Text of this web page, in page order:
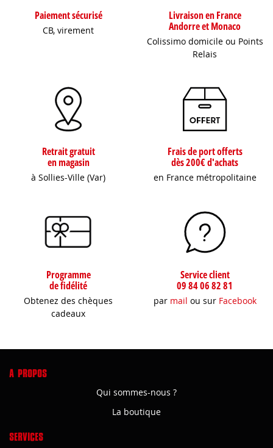
Paiement sécurisé
CB, virement
Livraison en France
Andorre et Monaco
Colissimo domicile ou Points
Relais
Retrait gratuit
en magasin
à Sollies-Ville (Var)
Frais de port offerts
dès 200€ d'achats
en France métropolitaine
Programme
de fidélité
Obtenez des chèques
cadeaux
Service client
09 84 06 82 81
par mail ou sur Facebook
A PROPOS
Qui sommes-nous ?
La boutique
SERVICES